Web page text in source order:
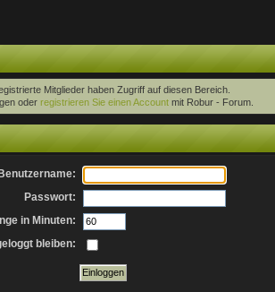
Mitglieder haben Zugriff auf diesen Bereich.
oder registrieren Sie einen Accountmit Robur - Forum.
Passwort:
in Minuten:
bleiben: